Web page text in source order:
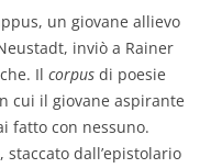
un giovane allievo
inviò a Rainer
Il corpus di poesie
cui il giovane aspirante
fatto con nessuno.
dall’epistolario